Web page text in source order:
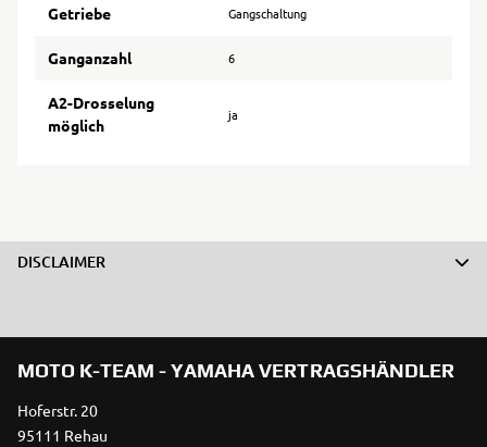
Getriebe Gangschaltung
Ganganzahl 6
A2-Drosselung
möglich
ja
DISCLAIMER
MOTO K-TEAM - YAMAHA VERTRAGSHÄNDLER
Hoferstr. 20
95111 Rehau